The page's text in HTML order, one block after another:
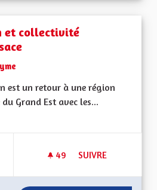
et collectivité
est un retour à une région
Grand Est avec les...
catégorie : Autres
49 49 ABONNÉS
SUIVRE